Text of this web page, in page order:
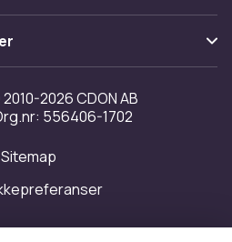
2026 CDON AB
556406-1702
Sitemap